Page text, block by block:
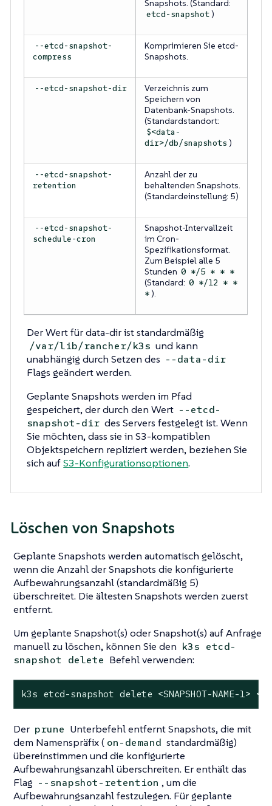
Snapshots. (Standard:
etcd-snapshot )
--etcd-snapshot-
compress
Komprimieren Sie etcd-
Snapshots.
--etcd-snapshot-dir
Verzeichnis zum
Speichern von
Datenbank-Snapshots.
(Standardstandort:
$<data-
dir>/db/snapshots )
--etcd-snapshot-
retention
Anzahl der zu
behaltenden Snapshots.
(Standardeinstellung: 5)
--etcd-snapshot-
schedule-cron
Snapshot-Intervallzeit
im Cron-
Spezifikationsformat.
Zum Beispiel alle 5
Stunden 0 */5 * * *
(Standard: 0 */12 * *
*).
Der Wert für data-dir ist standardmäßig
/var/lib/rancher/k3s und kann
unabhängig durch Setzen des --data-dir
Flags geändert werden.
Geplante Snapshots werden im Pfad
gespeichert, der durch den Wert --etcd-
snapshot-dir des Servers festgelegt ist. Wenn
Sie möchten, dass sie in S3-kompatiblen
Objektspeichern repliziert werden, beziehen Sie
sich aufS3-Konfigurationsoptionen.
Löschen von Snapshots
Geplante Snapshots werden automatisch gelöscht,
wenn die Anzahl der Snapshots die konfigurierte
Aufbewahrungsanzahl (standardmäßig 5)
überschreitet. Die ältesten Snapshots werden zuerst
entfernt.
Um geplante Snapshot(s) oder Snapshot(s) auf Anfrage
manuell zu löschen, können Sie den k3s etcd-
snapshot delete Befehl verwenden:
k3s etcd-snapshot delete <SNAPSHOT-NAME-1>
Der prune Unterbefehl entfernt Snapshots, die mit
dem Namenspräfix ( on-demand standardmäßig)
übereinstimmen und die konfigurierte
Aufbewahrungsanzahl überschreiten. Er enthält das
Flag --snapshot-retention , um die
Aufbewahrungsanzahl festzulegen. Für geplante